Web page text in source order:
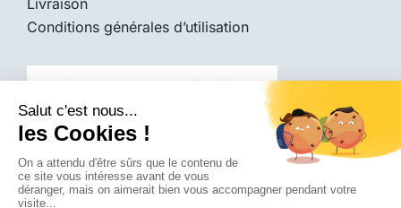
Livraison
Conditions générales d’utilisation